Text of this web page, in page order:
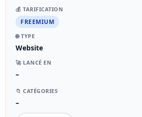
💰 TARIFICATION
FREEMIUM
🌐 TYPE
Website
🚀 LANCÉ EN
–
📁 CATÉGORIES
–